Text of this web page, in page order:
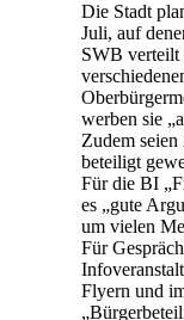
Die Stadt
Juli, auf
SWB verteilt
werben sie
Zudem
beteiligt
Für die BI
es „gute
um vielen
Für
Flyern und